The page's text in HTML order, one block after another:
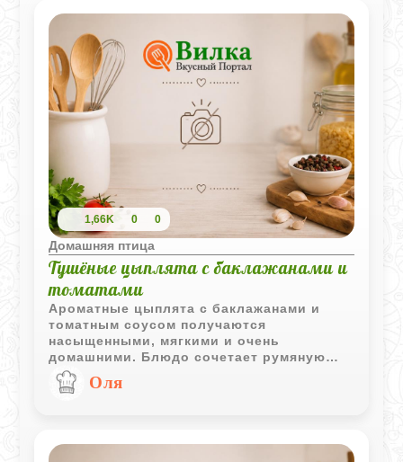
1,66K 0 0
Домашняя птица
Тушёные цыплята с баклажанами и
томатами
Ароматные цыплята с баклажанами и
томатным соусом получаются
насыщенными, мягкими и очень
домашними. Блюдо сочетает румяную
курицу, густой овощной соус и свежий
базилик, который добавляет яркий
Оля